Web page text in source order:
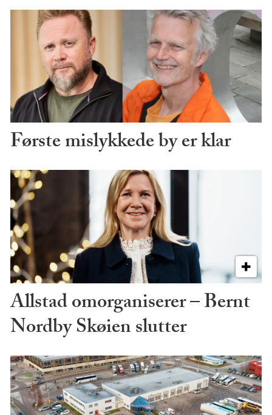
Første mislykkede by er klar
Allstad omorganiserer – Bernt
Nordby Skøien slutter